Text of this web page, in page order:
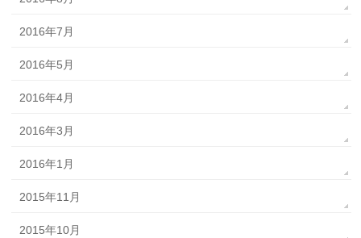
2016年7月
2016年5月
2016年4月
2016年3月
2016年1月
2015年11月
2015年10月